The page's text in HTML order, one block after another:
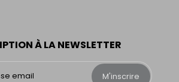
À LA NEWSLETTER
M'inscrire